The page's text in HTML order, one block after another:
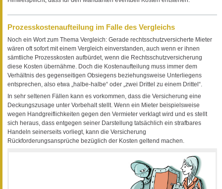
Prozesskostenaufteilung im Falle des Vergleichs
Noch ein Wort zum Thema Vergleich: Gerade rechtsschutzversicherte Mieter
wären oft sofort mit einem Vergleich einverstanden, auch wenn er ihnen
sämtliche Prozesskosten aufbürdet, wenn die Rechtsschutzversicherung
diese Kosten übernähme. Doch die Kostenaufteilung muss immer dem
Verhältnis des gegenseitigen Obsiegens beziehungsweise Unterliegens
entsprechen, also etwa „halbe-halbe“ oder „zwei Drittel zu einem Drittel“.
In sehr seltenen Fällen kann es vorkommen, dass die Versicherung eine
Deckungszusage unter Vorbehalt stellt. Wenn ein Mieter beispielsweise
wegen Handgreiflichkeiten gegen den Vermieter verklagt wird und es stellt
sich heraus, dass entgegen seiner Darstellung tatsächlich ein strafbares
Handeln seinerseits vorliegt, kann die Versicherung
Rückforderungsansprüche bezüglich der Kosten geltend machen.